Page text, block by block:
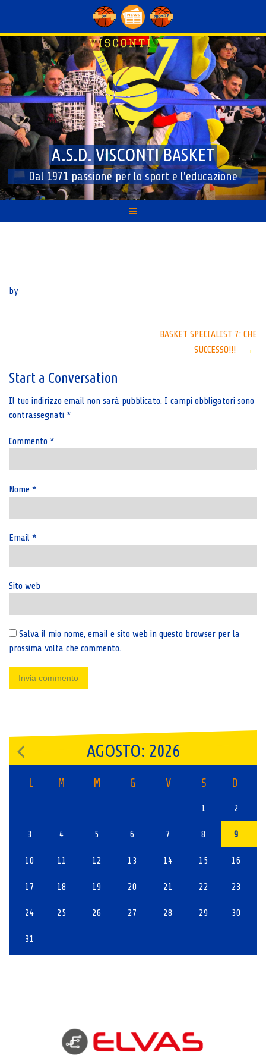
content
A.S.D. VISCONTI BASKET
Dal 1971 passione per lo sport e l'educazione
by
BASKET SPECIALIST 7: CHE
SUCCESSO!!!
→
Start a Conversation
Il tuo indirizzo email non sarà pubblicato. I campi obbligatori sono
contrassegnati *
Commento *
Nome *
Email *
Sito web
Salva il mio nome, email e sito web in questo browser per la
prossima volta che commento.
AGOSTO: 2026
L M M G V S D
1 2
3 4 5 6 7 8 9
10 11 12 13 14 15 16
17 18 19 20 21 22 23
24 25 26 27 28 29 30
31